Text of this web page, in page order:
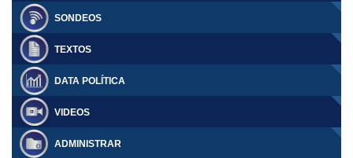
SONDEOS
TEXTOS
DATA POLÍTICA
VIDEOS
ADMINISTRAR